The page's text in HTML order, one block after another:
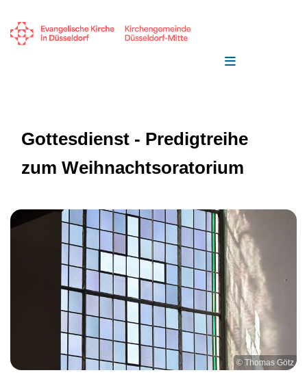
Gottesdienst - Predigtreihe
zum Weihnachtsoratorium
© Thomas Götz